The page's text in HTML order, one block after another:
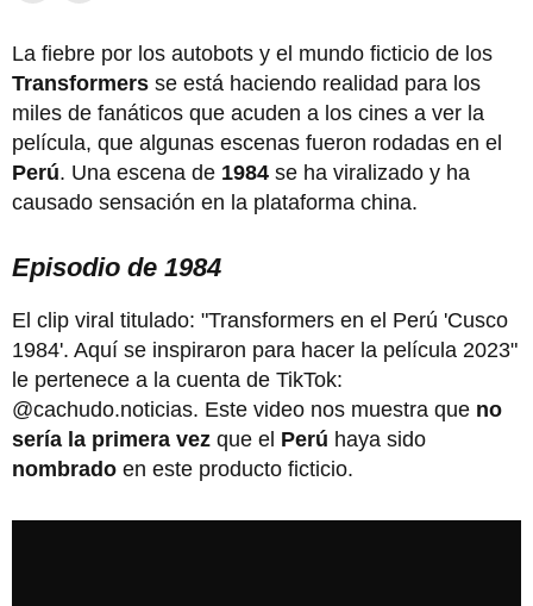
La fiebre por los autobots y el mundo ficticio de los
Transformers se está haciendo realidad para los
miles de fanáticos que acuden a los cines a ver la
película, que algunas escenas fueron rodadas en el
Perú. Una escena de 1984 se ha viralizado y ha
causado sensación en la plataforma china.
Episodio de 1984
El clip viral titulado: "Transformers en el Perú 'Cusco
1984'. Aquí se inspiraron para hacer la película 2023"
le pertenece a la cuenta de TikTok:
@cachudo.noticias. Este video nos muestra que no
sería la primera vez que el Perú haya sido
nombrado en este producto ficticio.